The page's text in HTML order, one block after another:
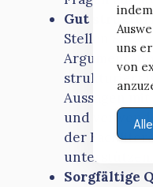
Gut
Stellen Sie
strukturiert
Aussagen mit
und
der
unterstützen.
Sorgfältige
uns
von